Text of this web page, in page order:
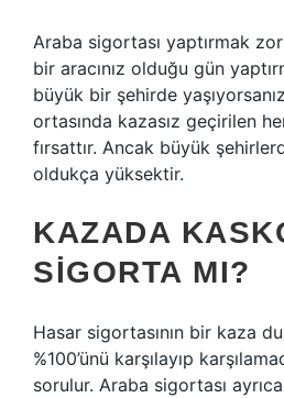
Araba sigortası yaptırmak
bir aracınız olduğu gün
büyük bir şehirde
ortasında kazasız geçirilen
fırsattır. Ancak büyük
oldukça yüksektir.
KAZADA
SIGORTA MI?
Hasar sigortasının bir kaza
%100’ünü karşılayıp
sorulur. Araba sigortası